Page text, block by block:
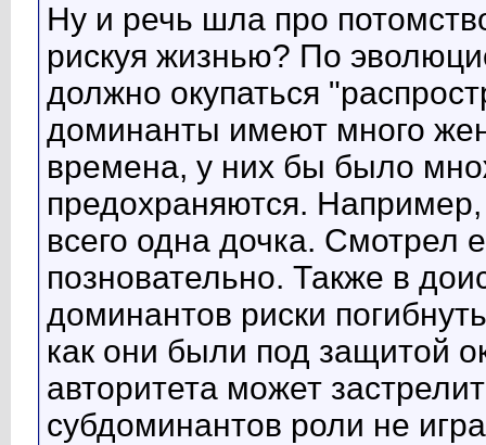
Ну и речь шла про
рискуя жизнью? По
должно окупаться
доминанты имеют много
времена, у них бы было
предохраняются.
всего одна дочка. Смотрел
позновательно. Также в
доминантов риски
как они были под защитой
авторитета может
субдоминантов роли не